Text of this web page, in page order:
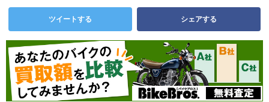
ツイートする シェアする